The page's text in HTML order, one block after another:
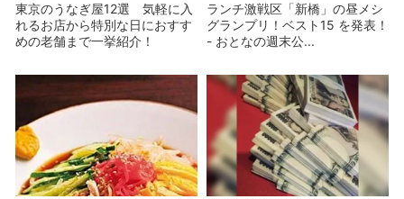
東京のうなぎ屋12選 気軽に入
れるお店から特別な日におすす
めの老舗まで一挙紹介！
ランチ激戦区「新橋」の昼メシ
グランプリ！ベスト15 を発表！
- おとなの週末公...